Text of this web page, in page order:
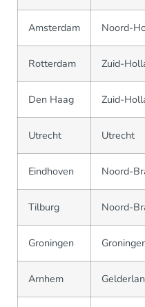
Amsterdam Noord-
Rotterdam Zuid-
Den Haag Zuid-
Utrecht Utrecht
Eindhoven Noord-
Tilburg Noord-
Groningen
Arnhem